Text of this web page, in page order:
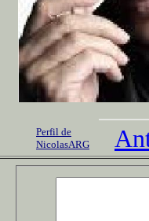
Perfil de
NicolasARG